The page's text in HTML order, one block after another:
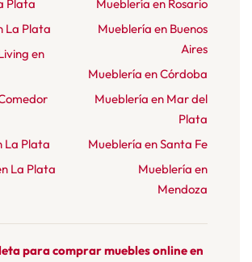
Plata
La Plata
en
La Plata
La Plata
Mueblería en Rosario
Mueblería en Buenos
Aires
Mueblería en Córdoba
Mueblería en Mar del
Plata
Mueblería en Santa Fe
Mueblería en
Mendoza
para comprar muebles online en